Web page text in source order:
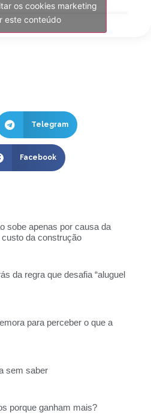
os cookies marketing
este conteúdo
Telegram
Facebook
sobe apenas por causa da
da construção
da regra que desafia “aluguel
para perceber o que a
sem saber
porque ganham mais?